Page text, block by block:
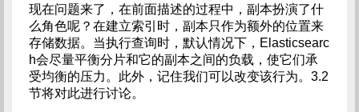
现在问题来了，在前面描述的过程中，副本扮演了什
么角色呢？在建立索引时，副本只作为额外的位置来
存储数据。当执行查询时，默认情况下，Elasticsearc
h会尽量平衡分片和它的副本之间的负载，使它们承
受均衡的压力。此外，记住我们可以改变该行为。3.2
节将对此进行讨论。